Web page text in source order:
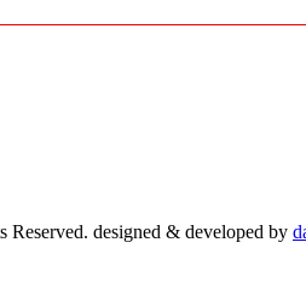
designed & developed by